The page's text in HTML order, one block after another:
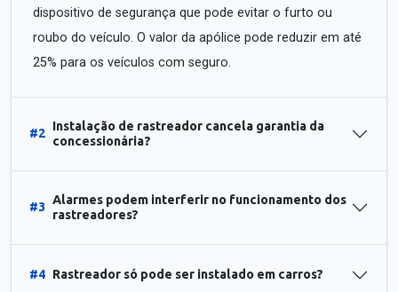
dispositivo de segurança que pode evitar o furto ou
roubo do veículo. O valor da apólice pode reduzir em até
25% para os veículos com seguro.
#2
Instalação de rastreador cancela garantia da
concessionária?
#3
Alarmes podem interferir no funcionamento dos
rastreadores?
#4 Rastreador só pode ser instalado em carros?